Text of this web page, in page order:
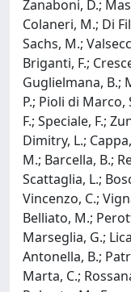
Zanaboni, D.;
Colaneri, M.; Di
Sachs, M.;
Briganti, F.;
Guglielmana, B.;
P.; Pioli di Marco,
F.; Speciale, F.;
Dimitry, L.;
M.; Barcella, B.;
Scattaglia, L.;
Vincenzo, C.;
Belliato, M.;
Marseglia, G.;
Antonella, B.;
Marta, C.;